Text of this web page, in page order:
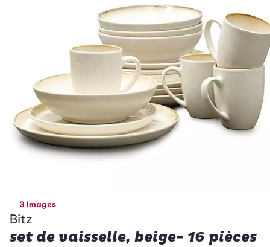
3 Images
Bitz
set de vaisselle, beige- 16 pièces